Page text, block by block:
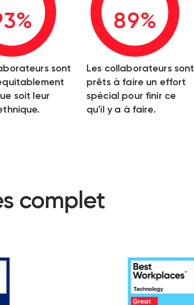
sont
soit leur
89%
Les collaborateurs sont
prêts à faire un effort
spécial pour finir ce
qu'il y a à faire.
complet